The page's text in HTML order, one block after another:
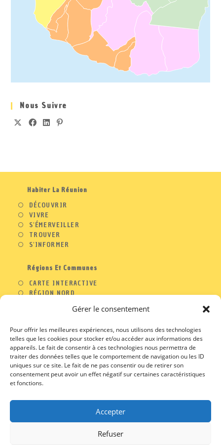
Gérer le consentement
Pour offrir les meilleures expériences, nous utilisons des technologies
telles que les cookies pour stocker et/ou accéder aux informations des
appareils. Le fait de consentir à ces technologies nous permettra de
traiter des données telles que le comportement de navigation ou les ID
uniques sur ce site. Le fait de ne pas consentir ou de retirer son
consentement peut avoir un effet négatif sur certaines caractéristiques
et fonctions.
Accepter
Refuser
Nous Suivre
Habiter La Réunion
DÉCOUVRIR
VIVRE
S'ÉMERVEILLER
TROUVER
S'INFORMER
Régions Et Communes
CARTE INTERACTIVE
RÉGION NORD
A PROPOS
CONTACT
PROFESSIONNELS